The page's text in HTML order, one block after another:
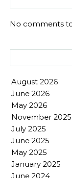
No comments
August 2026
June 2026
May 2026
November 2025
July 2025
June 2025
May 2025
January 2025
June 2024